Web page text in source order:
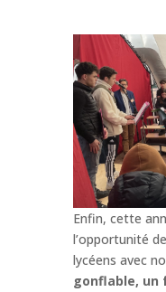
Enfin, cette
l’opportunité
lycéens avec
gonflable, un